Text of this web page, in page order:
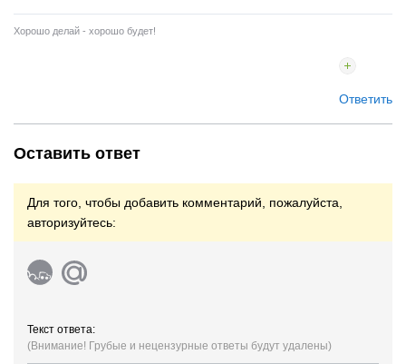
Хорошо делай - хорошо будет!
Ответить
Оставить ответ
Для того, чтобы добавить комментарий, пожалуйста,
авторизуйтесь:
Текст ответа:
(Внимание! Грубые и нецензурные ответы будут удалены)